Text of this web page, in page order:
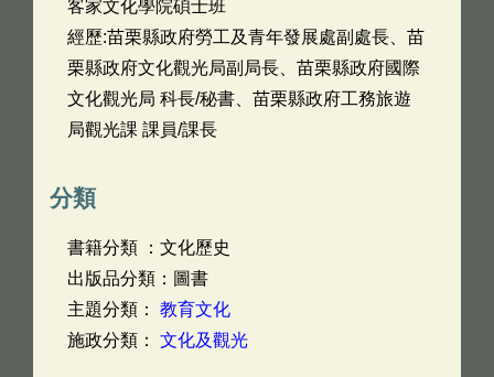
客家文化學院碩士班
經歷:苗栗縣政府勞工及青年發展處副處長、苗
栗縣政府文化觀光局副局長、苗栗縣政府國際
文化觀光局 科長/秘書、苗栗縣政府工務旅遊
局觀光課 課員/課長
分類
書籍分類 ：文化歷史
出版品分類：圖書
主題分類： 教育文化
施政分類： 文化及觀光